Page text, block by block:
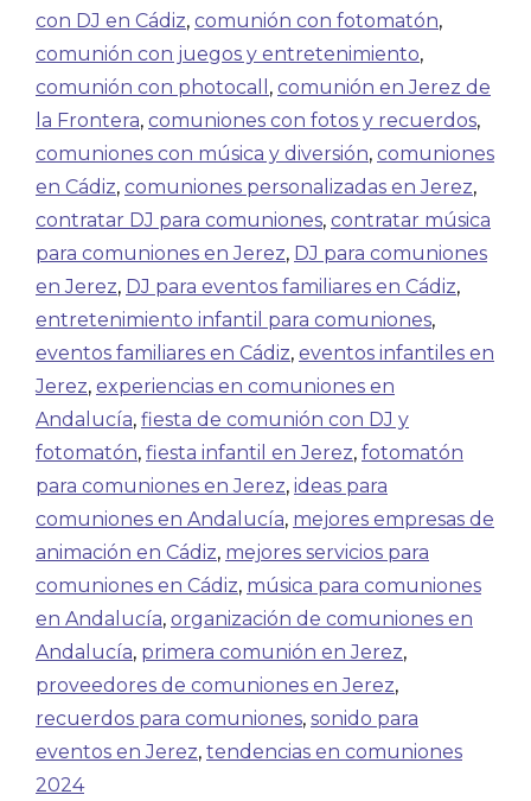
con DJ en Cádiz, comunión con fotomatón,
comunión con juegos y entretenimiento,
comunión con photocall , comunión en Jerez de
la Frontera, comuniones con fotos y recuerdos,
comuniones con música y diversión, comuniones
en Cádiz, comuniones personalizadas en Jerez,
contratar DJ para comuniones, contratar música
para comuniones en Jerez, DJ para comuniones
en Jerez, DJ para eventos familiares en Cádiz,
entretenimiento infantil para comuniones,
eventos familiares en Cádiz, eventos infantiles en
Jerez, experiencias en comuniones en
Andalucía, fiesta de comunión con DJ y
fotomatón, fiesta infantil en Jerez, fotomatón
para comuniones en Jerez, ideas para
comuniones en Andalucía, mejores empresas de
animación en Cádiz, mejores servicios para
comuniones en Cádiz, música para comuniones
en Andalucía, organización de comuniones en
Andalucía, primera comunión en Jerez,
proveedores de comuniones en Jerez,
recuerdos para comuniones, sonido para
eventos en Jerez, tendencias en comuniones
2024